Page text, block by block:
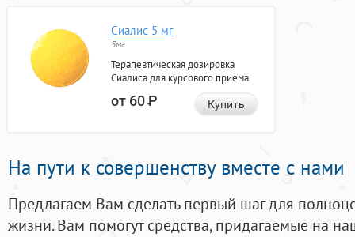
Сиалис 5 мг
5мг
Терапевтическая дозировка
Сиалиса для курсового приема
от 60Р Купить
На пути к совершенству вместе с нами
Предлагаем Вам сделать первый шаг для
жизни. Вам помогут средства, придагаемые на